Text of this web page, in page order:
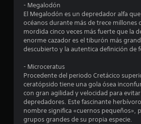
- Megalodón
El Megalodón es un depredador alfa
océanos durante más de trece millones
mordida cinco veces más fuerte que la
enorme cazador es el tiburón más
descubierto y la autentica definición de
- Microceratus
Procedente del periodo Cretácico
ceratópsido tiene una gola ósea
con gran agilidad y velocidad para
depredadores. Este fascinante
nombre significa «cuernos pequeños»,
grupos grandes de su propia especie.